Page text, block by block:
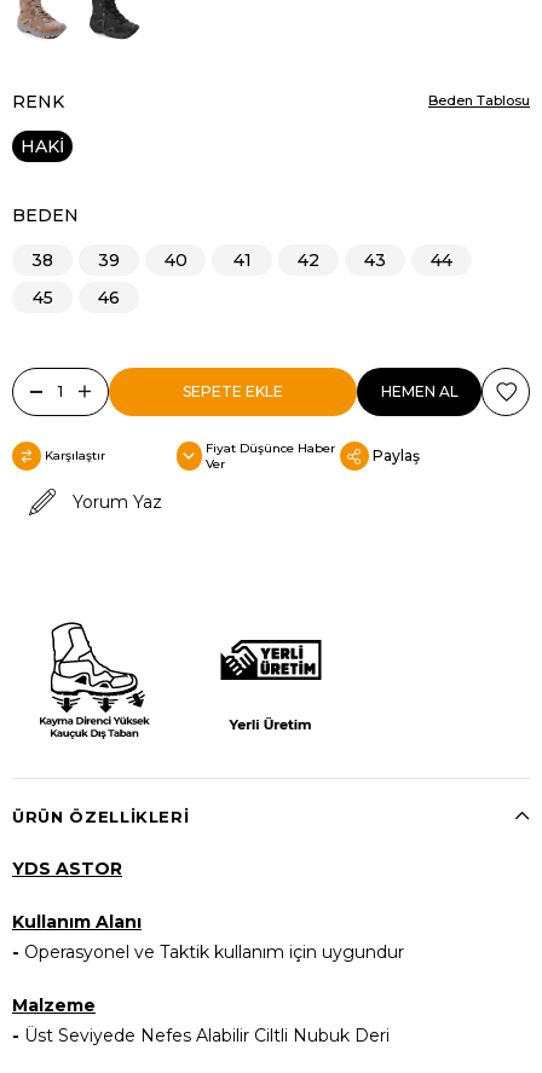
RENK
HAKİ
BEDEN
38 39 40 41 42 43
44
45
46
Beden Tablosu
Karşılaştır
Fiyat Düşünce Haber
Ver
Paylaş
Yorum Yaz
ÜRÜN ÖZELLIKLERI
YDS ASTOR
Kullanım Alanı
- Operasyonel ve Taktik kullanım için uygundur
Malzeme
- Üst Seviyede Nefes Alabilir Ciltli Nubuk Deri